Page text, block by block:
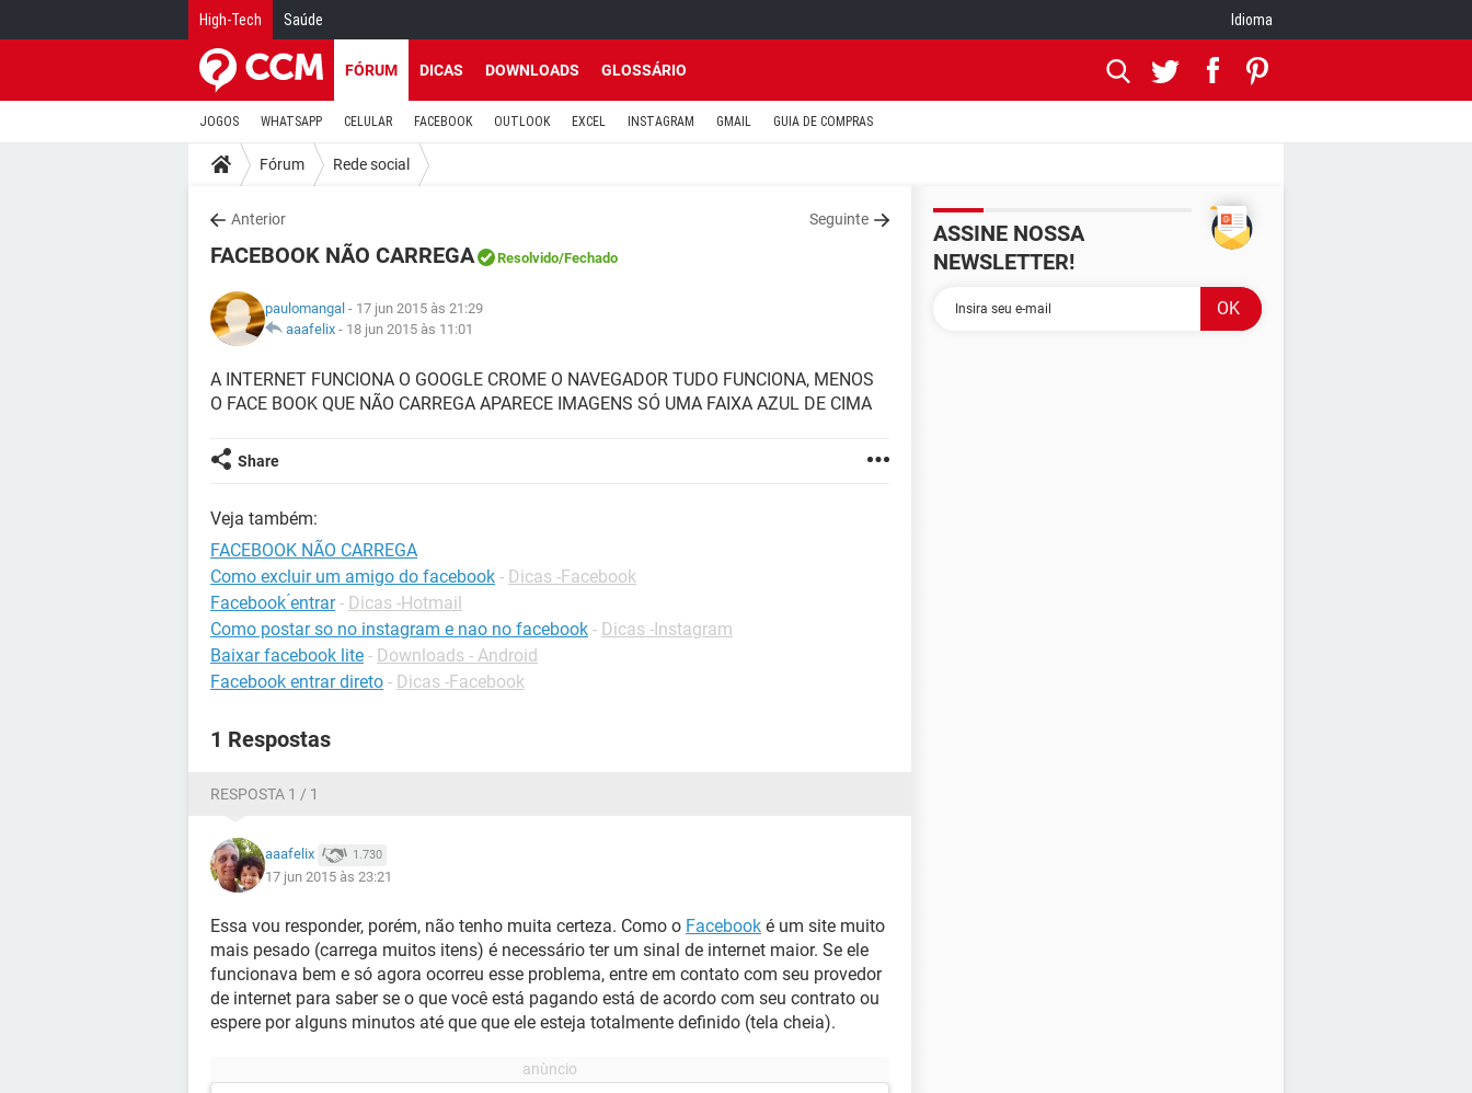
High-Tech Saúde Idioma
FÓRUM DICAS DOWNLOADS GLOSSÁRIO
JOGOS WHATSAPP CELULAR FACEBOOK OUTLOOK EXCEL INSTAGRAM GMAIL GUIA DE COMPRAS
Fórum Rede social
Anterior Seguinte
FACEBOOK NÃO CARREGA Resolvido/Fechado
paulomangal - 17 jun 2015 às 21:29
aaafelix - 18 jun 2015 às 11:01
A INTERNET FUNCIONA O GOOGLE CROME O NAVEGADOR TUDO FUNCIONA, MENOS
O FACE BOOK QUE NÃO CARREGA APARECE IMAGENS SÓ UMA FAIXA AZUL DE CIMA
Share
Veja também:
FACEBOOK NÃO CARREGA
Como excluir um amigo do facebook - Dicas -Facebook
Facebook ́entrar - Dicas -Hotmail
Como postar so no instagram e nao no facebook - Dicas -Instagram
Baixar facebook lite - Downloads - Android
Facebook entrar direto - Dicas -Facebook
1 Respostas
RESPOSTA 1 / 1
aaafelix 1.730
17 jun 2015 às 23:21
Essa vou responder, porém, não tenho muita certeza. Como o Facebook é um site muito
mais pesado (carrega muitos itens) é necessário ter um sinal de internet maior. Se ele
funcionava bem e só agora ocorreu esse problema, entre em contato com seu provedor
de internet para saber se o que você está pagando está de acordo com seu contrato ou
espere por alguns minutos até que que ele esteja totalmente definido (tela cheia).
ASSINE NOSSA
NEWSLETTER!